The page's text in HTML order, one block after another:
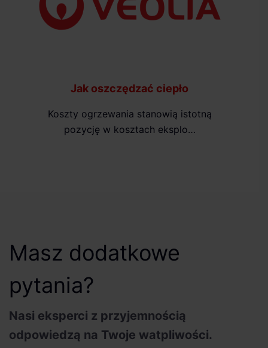
Jak oszczędzać ciepło
Koszty ogrzewania stanowią istotną
pozycję w kosztach eksplo…
Masz dodatkowe
pytania?
Nasi eksperci z przyjemnością
odpowiedzą na Twoje watpliwości.